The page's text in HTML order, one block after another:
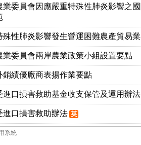
業委員會因應嚴重特殊性肺炎影響之
殊性肺炎影響發生營運困難農產貿易
業委員會兩岸農業政策小組設置要點
銷績優廠商表揚作業要點
進口損害救助基金收支保管及運用辦法
進口損害救助辦法 英
系統